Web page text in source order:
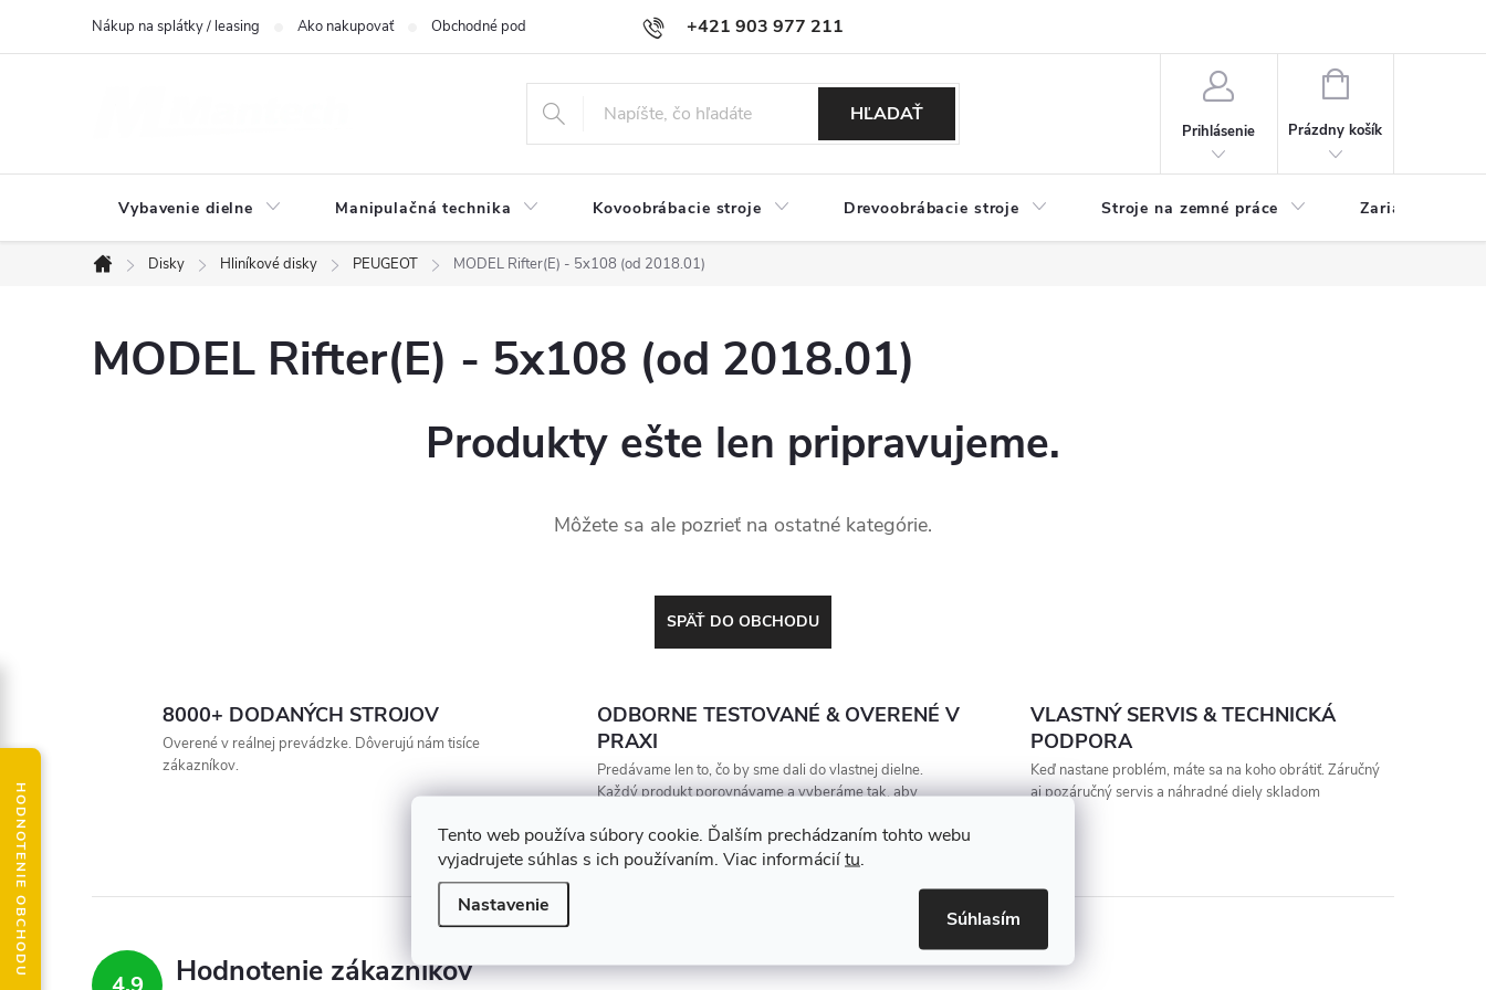
Tento web používa súbory cookie. Ďalším prechádzaním tohto webu
vyjadrujete súhlas s ich používaním. Viac informáciítu.
Nastavenie
Súhlasím
+421 903 977 211
Nákup na splátky / leasing Ako nakupovať Obchodné podmienky Podmienky ochrany osobných údajov
HĽADAŤ
Prihlásenie
NÁKUPNÝ
Prázdny košík
Vybavenie dielne Manipulačná technika Kovoobrábacie stroje Drevoobrábacie stroje Stroje na zemné práce Zariadenia na
Domov
Disky Hliníkové disky PEUGEOT MODEL Rifter(E) - 5x108 (od 2018.01)
MODEL Rifter(E) - 5x108 (od 2018.01)
Produkty ešte len pripravujeme.
Môžete sa ale pozrieť na ostatné kategórie.
SPÄŤ DO OBCHODU
8000+ DODANÝCH STROJOV
Overené v reálnej prevádzke. Dôverujú nám tisíce
zákazníkov.
ODBORNE TESTOVANÉ & OVERENÉ V
PRAXI
Predávame len to, čo by sme dali do vlastnej dielne.
Každý produkt porovnávame a vyberáme tak, aby
VLASTNÝ SERVIS & TECHNICKÁ
PODPORA
Keď nastane problém, máte sa na koho obrátiť. Záručný
aj pozáručný servis a náhradné diely skladom
Hodnotenie zákazníkov
HODNOTENIE OBCHODU